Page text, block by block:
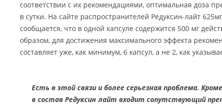
соответствии с их рекомендациями, оптимальная доза
в сутки. На сайте распространителей Редуксин-лайт
сообщается, что в одной капсуле содержится 500 мг
образом, для достижения максимального эффекта
составляет уже, как минимум, 6 капсул, а не 2, как
Есть в этой связи и более серьезная проблема.
в состав Редуксин лайт входит сопутствующий